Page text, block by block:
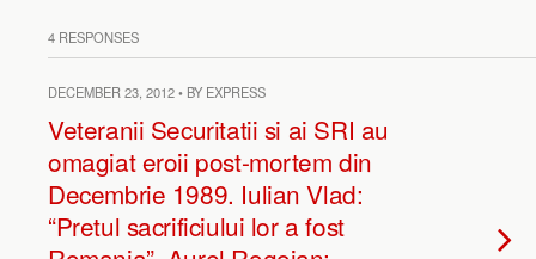
4 RESPONSES
DECEMBER 23, 2012 • BY EXPRESS
Veteranii Securitatii si ai SRI au
omagiat eroii post-mortem din
Decembrie 1989. Iulian Vlad:
“Pretul sacrificiului lor a fost